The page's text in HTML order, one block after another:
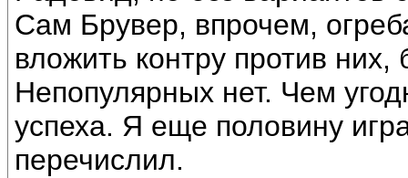
Сам Брувер, впрочем,
вложить контру против
Непопулярных нет. Чем
успеха. Я еще половину
перечислил.